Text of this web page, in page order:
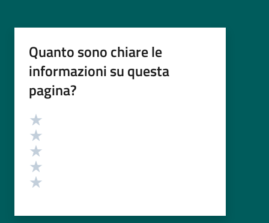
Quanto sono chiare le
informazioni su questa
pagina?
Valutazione